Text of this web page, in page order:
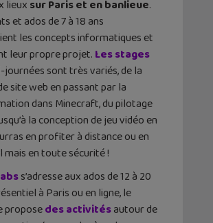
lieux sur Paris et en banlieue.
et ados de 7 à 18 ans
les concepts informatiques et
leur propre projet.Les stages
journées sont très variés, de la
site web en passant par la
dans Minecraft, du pilotage
la conception de jeu vidéo en
en profiter à distance ou en
mais en toute sécurité !
s’adresse aux ados de 12 à 20
à Paris ou en ligne, le
proposedes activitésautour de